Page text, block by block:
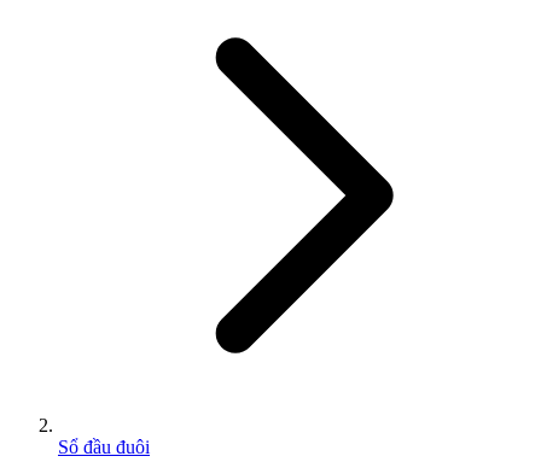
Sổ đầu đuôi